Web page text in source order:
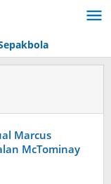
Marcus
McTominay